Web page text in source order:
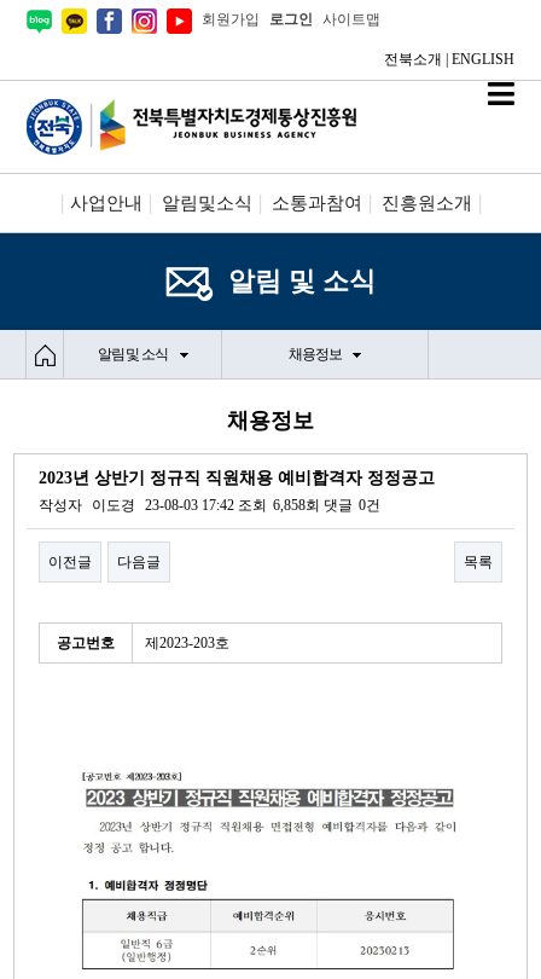
회원가입 로그인 사이트맵
전북소개 ENGLISH
사업안내 알림및소식 소통과참여 진흥원소개
알림 및 소식
알림 및 소식 채용정보
채용정보
2023년 상반기 정규직 직원채용 예비합격자 정정공고
작성자 이도경 23-08-03 17:42 조회 6,858회 댓글 0건
이전글 다음글 목록
본문
부
공고번호 제2023-203호